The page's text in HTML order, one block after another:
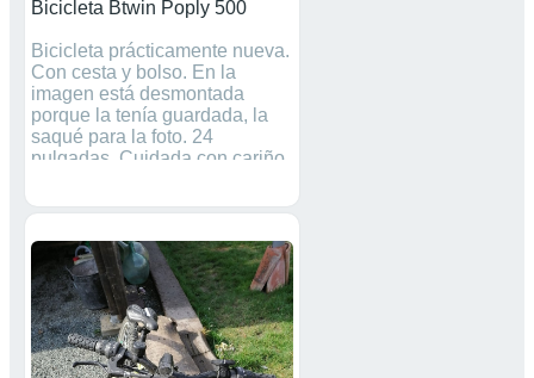
Bicicleta Btwin Poply 500
Bicicleta prácticamente nueva.
Con cesta y bolso. En la
imagen está desmontada
porque la tenía guardada, la
saqué para la foto. 24
pulgadas. Cuidada con cariño.